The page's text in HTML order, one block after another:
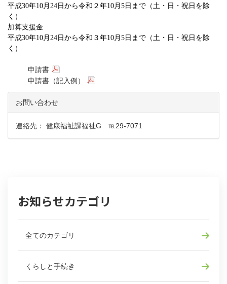
平成30年10月24日から令和２年10月5日まで（土・日・祝日を除
く）
加算支援金
平成30年10月24日から令和３年10月5日まで（土・日・祝日を除
く）
申請書
申請書（記入例）
お問い合わせ
連絡先： 健康福祉課福祉G ℡29-7071
お知らせカテゴリ
全てのカテゴリ
くらしと手続き